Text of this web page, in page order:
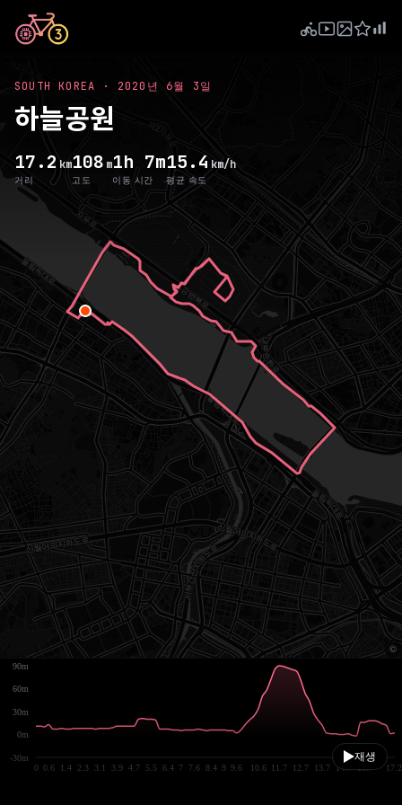
SOUTH KOREA · 2020년 6월 3일
하늘공원
17.2km
거리
108 m
고도
1h 7m
이동 시간
15.4 km/h
평균 속도
재생
0 0.6 1.4 2.3 3.1 3.9 4.7 5.5 6.4 7 7.6 8.4 9 9.6 10.6 11.7 12.7 13.7 14.7 15.7 17.2
-30m
0m
30m
60m
90m